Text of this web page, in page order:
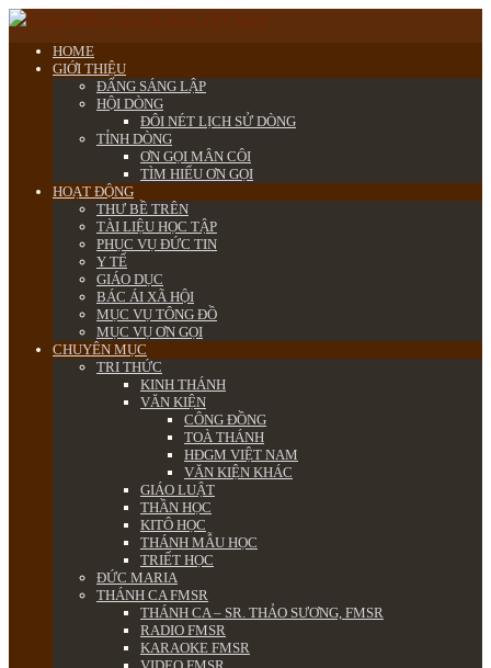
HOME
GIỚI THIỆU
ĐẤNG SÁNG LẬP
HỘI DÒNG
ĐÔI NÉT LỊCH SỬ DÒNG
TỈNH DÒNG
ƠN GỌI MÂN CÔI
TÌM HIỂU ƠN GỌI
HOẠT ĐỘNG
THƯ BỀ TRÊN
TÀI LIỆU HỌC TẬP
PHỤC VỤ ĐỨC TIN
Y TẾ
GIÁO DỤC
BÁC ÁI XÃ HỘI
MỤC VỤ TÔNG ĐỒ
MỤC VỤ ƠN GỌI
CHUYÊN MỤC
TRI THỨC
KINH THÁNH
VĂN KIỆN
CÔNG ĐỒNG
TOÀ THÁNH
HĐGM VIỆT NAM
VĂN KIỆN KHÁC
GIÁO LUẬT
THẦN HỌC
KITÔ HỌC
THÁNH MẪU HỌC
TRIẾT HỌC
ĐỨC MARIA
THÁNH CA FMSR
THÁNH CA – SR. THẢO SƯƠNG, FMSR
RADIO FMSR
KARAOKE FMSR